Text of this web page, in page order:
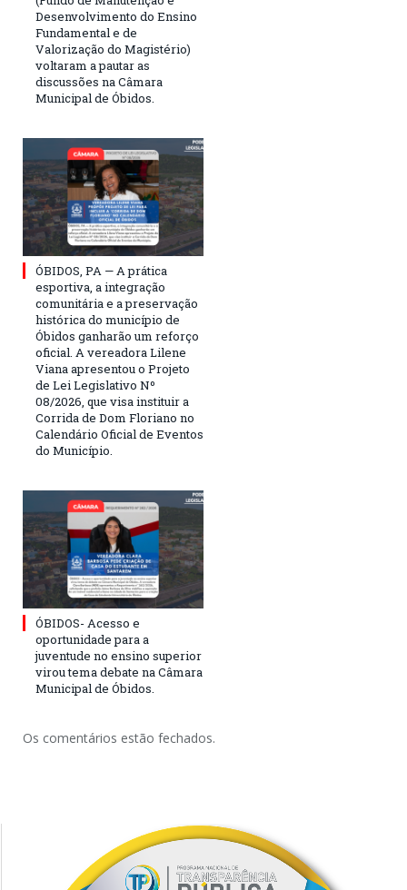
Desenvolvimento do Ensino
Fundamental e de
Valorização do Magistério)
voltaram a pautar as
discussões na Câmara
Municipal de Óbidos.
ÓBIDOS, PA — A prática
esportiva, a integração
comunitária e a preservação
histórica do município de
Óbidos ganharão um reforço
oficial. A vereadora Lilene
Viana apresentou o Projeto
de Lei Legislativo Nº
08/2026, que visa instituir a
Corrida de Dom Floriano no
Calendário Oficial de Eventos
do Município.
ÓBIDOS- Acesso e
oportunidade para a
juventude no ensino superior
virou tema debate na Câmara
Municipal de Óbidos.
Os comentários estão fechados.